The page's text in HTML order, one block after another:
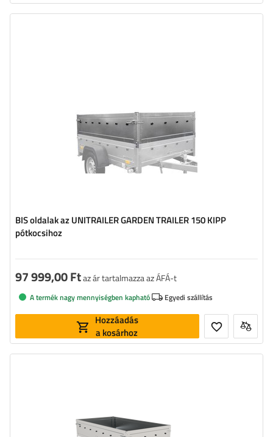
BIS oldalak az UNITRAILER GARDEN TRAILER 150 KIPP
pótkocsihoz
97 999,00 Ftaz ár tartalmazza az ÁFÁ-t
A termék nagy mennyiségben kapható Egyedi szállítás
Hozzáadás
a kosárhoz